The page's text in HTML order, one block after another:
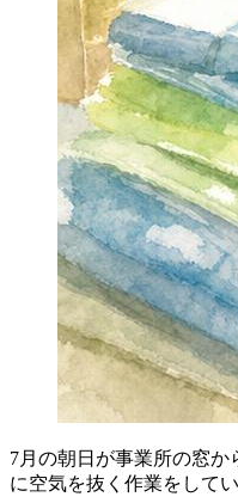
7月の朝日が事業所の窓
に空気を抜く作業をしてい